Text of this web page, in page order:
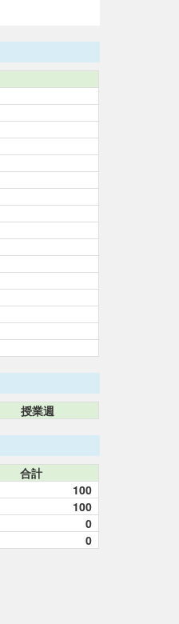
授業週
合計
100
100
0
0